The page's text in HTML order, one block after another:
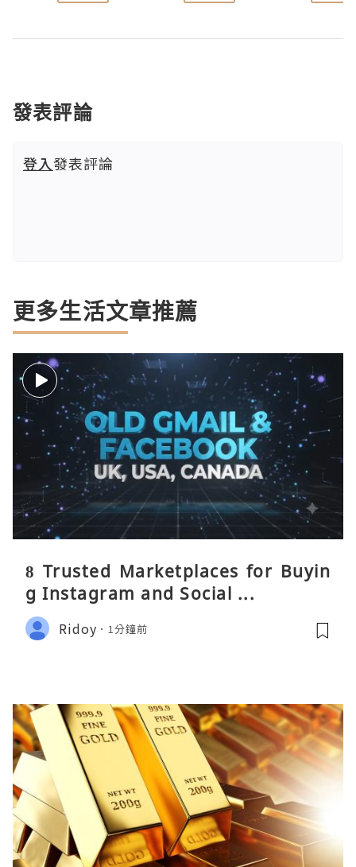
發表評論
登入發表評論
更多生活文章推薦
8 Trusted Marketplaces for Buyin
g Instagram and Social ...
Ridoy 1分鐘前